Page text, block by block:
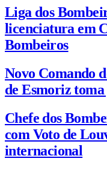
Liga dos
licenciatura em
Bombeiros
Novo Comando
de Esmoriz toma
Chefe dos
com Voto de
internacional